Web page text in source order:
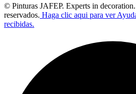
© Pinturas JAFEP. Experts in
reservados. Haga clic aqui para ver
recibidas.